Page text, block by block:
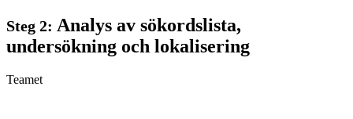
Steg 2: Analys av sökordslista,
undersökning och lokalisering
Teamet